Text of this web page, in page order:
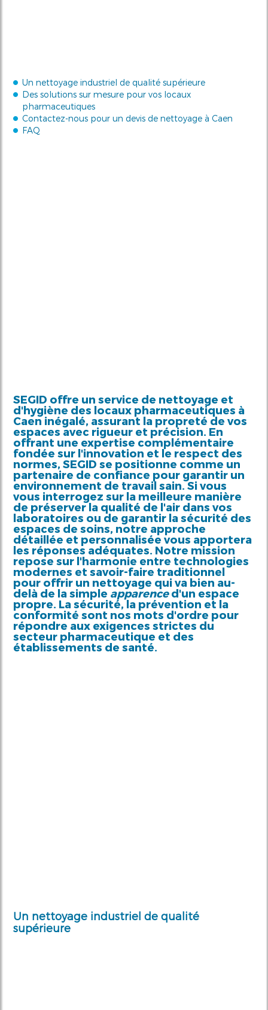
Un nettoyage industriel de qualité supérieure
Des solutions sur mesure pour vos locaux
pharmaceutiques
Contactez-nous pour un devis de nettoyage à Caen
FAQ
SEGID offre un service de nettoyage et
d'hygiène des locaux pharmaceutiques à
Caen inégalé, assurant la propreté de vos
espaces avec rigueur et précision. En
offrant une expertise complémentaire
fondée sur l'innovation et le respect des
normes, SEGID se positionne comme un
partenaire de confiance pour garantir un
environnement de travail sain. Si vous
vous interrogez sur la meilleure manière
de préserver la qualité de l'air dans vos
laboratoires ou de garantir la sécurité des
espaces de soins, notre approche
détaillée et personnalisée vous apportera
les réponses adéquates. Notre mission
repose sur l'harmonie entre technologies
modernes et savoir-faire traditionnel
pour offrir un nettoyage qui va bien au-
delà de la simple apparenced'un espace
propre. La sécurité, la prévention et la
conformité sont nos mots d'ordre pour
répondre aux exigences strictes du
secteur pharmaceutique et des
établissements de santé.
Un nettoyage industriel de qualité
supérieure